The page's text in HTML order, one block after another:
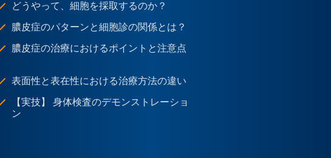
どうやって、細胞を採取するのか？
膿皮症のパターンと細胞診の関係とは？
膿皮症の治療におけるポイントと注意点
表面性と表在性における治療方法の違い
【実技】 身体検査のデモンストレーショ
ン